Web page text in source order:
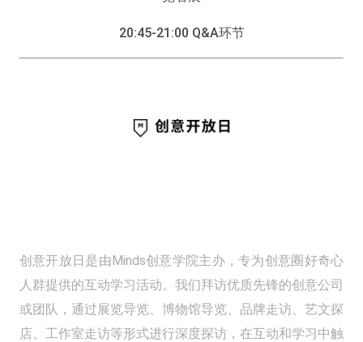
20:45-21:00 Q&A环节
创意开放日是由Minds创意学院主办，专为创意圈好奇心
人群提供的互动学习活动。我们拜访优质先锋的创意公司
或团队，通过展览导览、博物馆导览、品牌走访、艺文探
店、工作室走访等形式进行深度探访，在互动和学习中触